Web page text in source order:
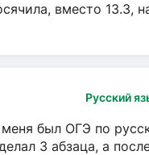
вместо 13.3,
Русский
меня был ОГЭ по
3 абзаца, а